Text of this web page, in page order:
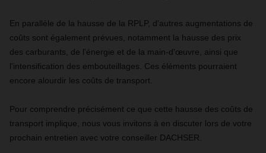
En parallèle de la hausse de la RPLP, d'autres augmentations de
coûts sont également prévues, notamment la hausse des prix
des carburants, de l'énergie et de la main-d'œuvre, ainsi que
l'intensification des embouteillages. Ces éléments pourraient
encore alourdir les coûts de transport.
Pour comprendre précisément ce que cette hausse des coûts de
transport implique, nous vous invitons à en discuter lors de votre
prochain entretien avec votre conseiller DACHSER.